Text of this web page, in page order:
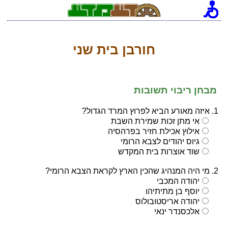
חורבן בית שני
מבחן ריבוי תשובות
1. איזה מאורע הביא לפרוץ המרד הגדול?
אי מתן זכות שמירת השבת
אילוץ אכילת חזיר בפרהסיה
גיוס יהודים לצבא הרומי
שוד אוצרות בית המקדש
2. מי היה המנהיג שהכין הארץ לקראת הצבא הרומי?
יהודה המכבי
יוסף בן מתיתיהו
יהודה אריסטובולוס
אלכסנדר ינאי